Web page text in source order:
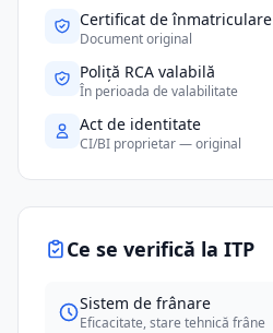
Certificat de înmatriculare
Document original
Poliță RCA valabilă
În perioada de valabilitate
Act de identitate
CI/BI proprietar — original
Ce se verifică la ITP
Sistem de frânare
Eficacitate, stare tehnică frâne